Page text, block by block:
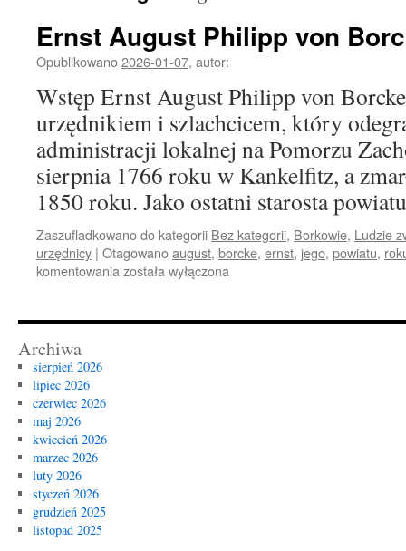
Ernst August Philipp von
Opublikowano2026-01-07, autor:
Wstęp Ernst August Philipp von
urzędnikiem i szlachcicem, który
administracji lokalnej na Pomorzu
sierpnia 1766 roku w Kankelfitz, a
1850 roku. Jako ostatni starosta
Zaszufladkowano do kategorii Bez kategorii, Borkowie, Ludzie
urzędnicy | Otagowanoaugust, borcke, ernst, jego, powiatu,
komentowania Ernst
von
została wyłączona
Archiwa
sierpień 2026
lipiec 2026
czerwiec 2026
maj 2026
kwiecień 2026
marzec 2026
luty 2026
styczeń 2026
grudzień 2025
listopad 2025